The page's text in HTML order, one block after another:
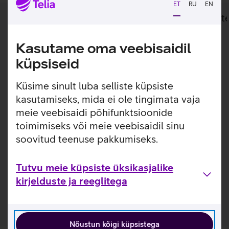
ET RU EN
Kasutame oma veebisaidil
küpsiseid
Küsime sinult luba selliste küpsiste
kasutamiseks, mida ei ole tingimata vaja
meie veebisaidi põhifunktsioonide
toimimiseks või meie veebisaidil sinu
soovitud teenuse pakkumiseks.
Tutvu meie küpsiste üksikasjalike
kirjelduste ja reeglitega
Nõustun kõigi küpsistega
Tehnilised andmed
Lisainfo
Suurenda tahvelarvuti Samsung Galaxy Tab S9
Ultra kasutamise produktiivsust juhtmevaba
klaviatuuriga.
Kaks-ühes kaaned-klaviatuur pakub mugavat võimalust
kiireks kirjutamiseks. Kaaned tüüpi ümbris pakub
tahvelarvutile kaitset igapäevasel kasutamisel kriimustuste
ja täkete eest. Kaheosalise klaviatuuri üks osa ühendub
magnetiliselt tahvelarvuti tagaküljega, et saaksid kasutada
hoiab klaviatuuri, et saaksid töötada ja trükkida nagu
arvutis.